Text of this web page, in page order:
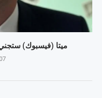
ميتا (فيسبوك) ستجني